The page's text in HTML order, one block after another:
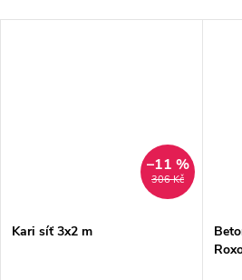
306 Kč
–11 %
Kari síť 3x2 m